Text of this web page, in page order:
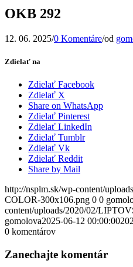
OKB 292
12. 06. 2025/0 Komentáre/od
Zdielať na
Zdielať Facebook
Zdielať X
Share on WhatsApp
Zdielať Pinterest
Zdielať LinkedIn
Zdielať Tumblr
Zdielať Vk
Zdielať Reddit
Share by Mail
http://nsplm.sk/wp-content/
COLOR-300x106.png 0 0
content/uploads/2020/02/
gomolova2025-06-12 00:00:00
0 komentárov
Zanechajte komentár